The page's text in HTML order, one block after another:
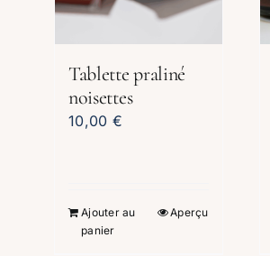
Tablette praliné
noisettes
10,00 €
Ajouter au
panier
Aperçu